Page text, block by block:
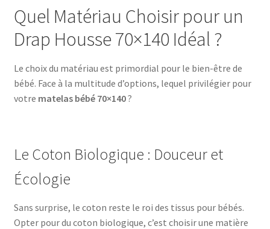
Quel Matériau Choisir pour un
Drap Housse 70×140 Idéal ?
Le choix du matériau est primordial pour le bien-être de
bébé. Face à la multitude d’options, lequel privilégier pour
votre matelas bébé 70×140?
Le Coton Biologique : Douceur et
Écologie
Sans surprise, le coton reste le roi des tissus pour bébés.
Opter pour du coton biologique, c’est choisir une matière